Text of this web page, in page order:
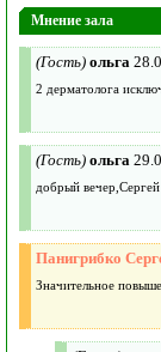
Мнение зала
(Гость) ольга
2 дерматолога
(Гость) ольга
добрый
Панигрибко
Значительное